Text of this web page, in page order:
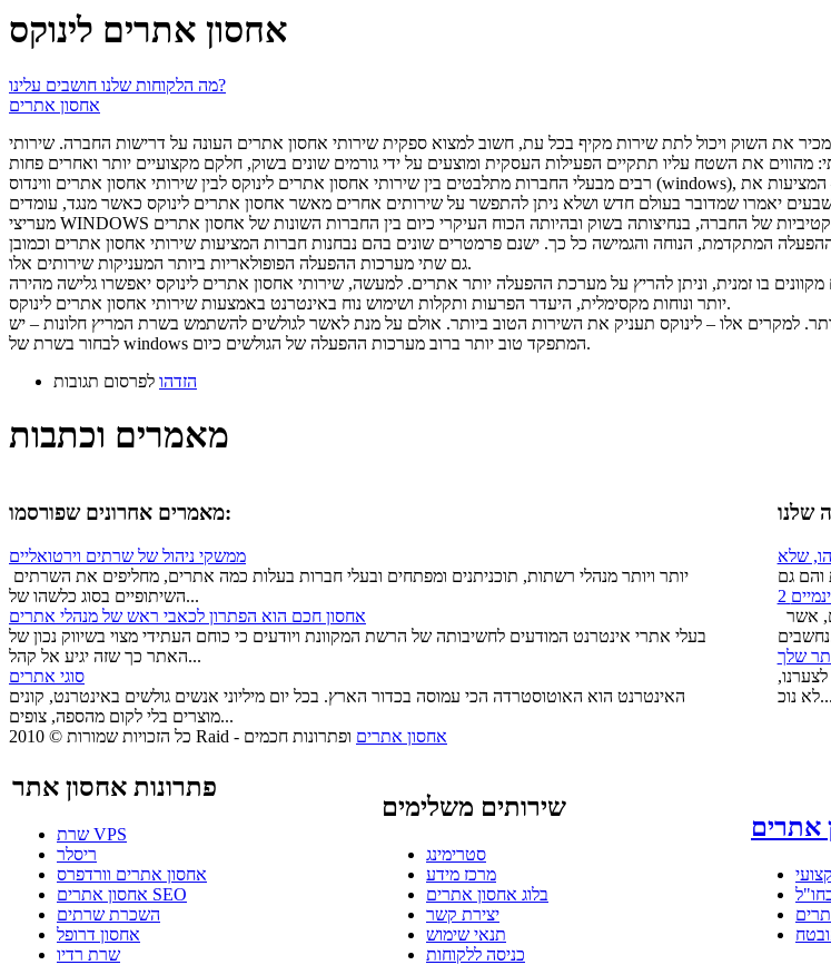
אחסון אתרים לינוקס
מה הלקוחות שלנו חושבים עלינו?
אחסון אתרים
את השוק ויכול לתת שירות מקיף בכל עת, חשוב למצוא ספקית שירותי אחסון אתרים העונה על דרישות החברה. שירותי
רבים מבעלי החברות מתלבטים בין שירותי אחסון אתרים לינוקס לבין שירותי אחסון אתרים ווינדוס (windows), ולא בכדי. מדובר בשתי ספקיות בינלאומיות, מצליחות, מקצועיות ואיכותיות ברמה הגבוהה ביותר – המציעות את
יאמרו שמדובר בעולם חדש ושלא ניתן להתפשר על שירותים אחרים מאשר אחסון אתרים לינוקס כאשר מנגד, עומדים
המתקדמת, הנוחה והגמישה כל כך. ישנם פרמטרים שונים בהם נבחנות חברות המציעות שירותי אחסון אתרים וכמובן
גם שתי מערכות ההפעלה הפופולאריות ביותר המעניקות שירותים אלו.
בו זמנית, וניתן להריץ על מערכת ההפעלה יותר אתרים. למעשה, שירותי אחסון אתרים לינוקס יאפשרו גלישה מהירה
יותר ונוחות מקסימלית, היעדר הפרעות ותקלות ושימוש נוח באינטרנט באמצעות שירותי אחסון אתרים לינוקס.
למקרים אלו – לינוקס תעניק את השירות הטוב ביותר. אולם על מנת לאשר לגולשים להשתמש בשרת המריץ חלונות – יש
לבחור בשרת של windows המתפקד טוב יותר ברוב מערכות ההפעלה של הגולשים כיום.
הזדהו לפרסום תגובות
מאמרים וכתבות
לא נוכ...
מאמרים אחרונים שפורסמו:
ממשקי ניהול של שרתים וירטואליים
השיתופיים בסוג כלשהו של...
אחסון חכם הוא הפתרון לכאבי ראש של מנהלי אתרים
בעלי אתרי אינטרנט המודעים לחשיבותה של הרשת המקוונת ויודעים כי כוחם העתידי מצוי בשיווק נכון של
האתר כך שזה יגיע אל קהל...
סוגי אתרים
האינטרנט הוא האוטוסטרדה הכי עמוסה בכדור הארץ. בכל יום מיליוני אנשים גולשים באינטרנט, קונים
מוצרים בלי לקום מהספה, צופים...
כל הזכויות שמורות © 2010 Raid - אחסון אתרים ופתרונות חכמים
פתרונות אחסון אתר
שרת VPS
ריסלר
אחסון אתרים וורדפרס
אחסון אתרים SEO
השכרת שרתים
אחסון דרופל
שרת רדיו
שירותים משלימים
סטרימינג
מרכז מידע
בלוג אחסון אתרים
יצירת קשר
תנאי שימוש
כניסה ללקוחות
אתרים